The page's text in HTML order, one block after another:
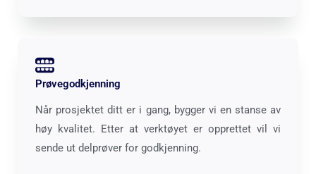
Prøvegodkjenning
Når prosjektet ditt er i gang, bygger vi en stanse av
høy kvalitet. Etter at verktøyet er opprettet vil vi
sende ut delprøver for godkjenning.